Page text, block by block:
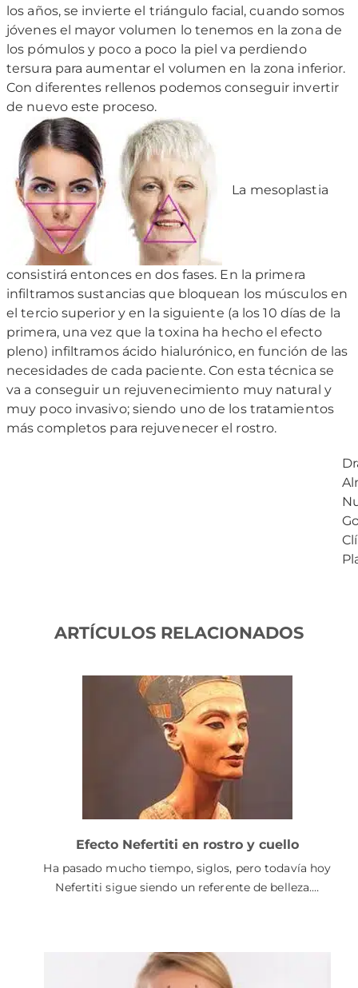
los años, se invierte el triángulo facial, cuando somos
jóvenes el mayor volumen lo tenemos en la zona de
los pómulos y poco a poco la piel va perdiendo
tersura para aumentar el volumen en la zona inferior.
Con diferentes rellenos podemos conseguir invertir
de nuevo este proceso.
La mesoplastia
consistirá entonces en dos fases. En la primera
infiltramos sustancias que bloquean los músculos en
el tercio superior y en la siguiente (a los 10 días de la
primera, una vez que la toxina ha hecho el efecto
pleno) infiltramos ácido hialurónico, en función de las
necesidades de cada paciente. Con esta técnica se
va a conseguir un rejuvenecimiento muy natural y
muy poco invasivo; siendo uno de los tratamientos
más completos para rejuvenecer el rostro.
ARTÍCULOS RELACIONADOS
Efecto Nefertiti en rostro y cuello
Ha pasado mucho tiempo, siglos, pero todavía hoy
Nefertiti sigue siendo un referente de belleza.…